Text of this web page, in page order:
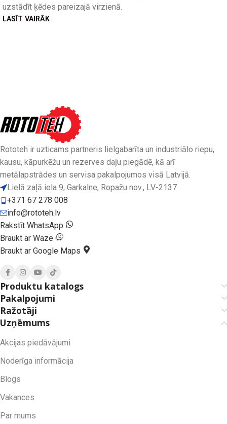
uzstādīt ķēdes pareizajā virzienā.
LASĪT VAIRĀK
Rototeh ir uzticams partneris lielgabarīta un industriālo riepu,
kausu, kāpurkēžu un rezerves daļu piegādē, kā arī
metālapstrādes un servisa pakalpojumos visā Latvijā.
Lielā zaļā iela 9, Garkalne, Ropažu nov., LV-2137
+371 67 278 008
info@rototeh.lv
Rakstīt WhatsApp
Braukt ar Waze
Braukt ar Google Maps
Produktu katalogs
Pakalpojumi
Ražotāji
Uzņēmums
Akcijas piedāvājumi
Noderīga informācija
Blogs
Vakances
Par mums